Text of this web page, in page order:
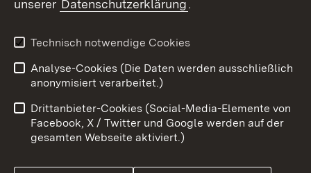
unserer Datenschutzerklärung.
Technisch notwendige Cookies
Analyse-Cookies (Die Daten werden ausschließlich
anonymisiert verarbeitet.)
Drittanbieter-Cookies (Social-Media-Elemente von
Facebook, X / Twitter und Google werden auf der
gesamten Webseite aktiviert.)